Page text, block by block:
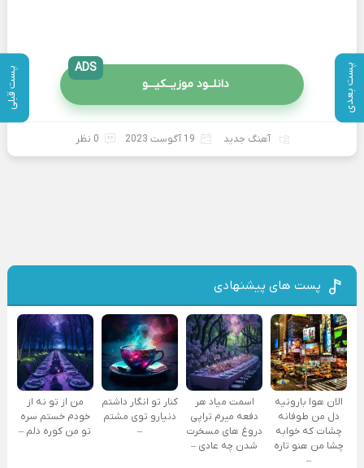
پست بعدی پست قبلی دانلــود موزیــکیـــو
ADS
آهنگ جدید 19 آگوست 2023 0 نظر
پست های پیشنهادی
الان هوا بارونیه
دل من طوفانه
چشات که خوابه
چشا من هنو تاره
–
اسمت میاد هر
دفعه میرم تراپی
دروغ‌ های مسخرت
شدن چه عادی –
کنار تو انگار داشتم
دنیارو توی مشتم
–
من از تو نه از
خودم خستم سره
تو من کوره دلم –